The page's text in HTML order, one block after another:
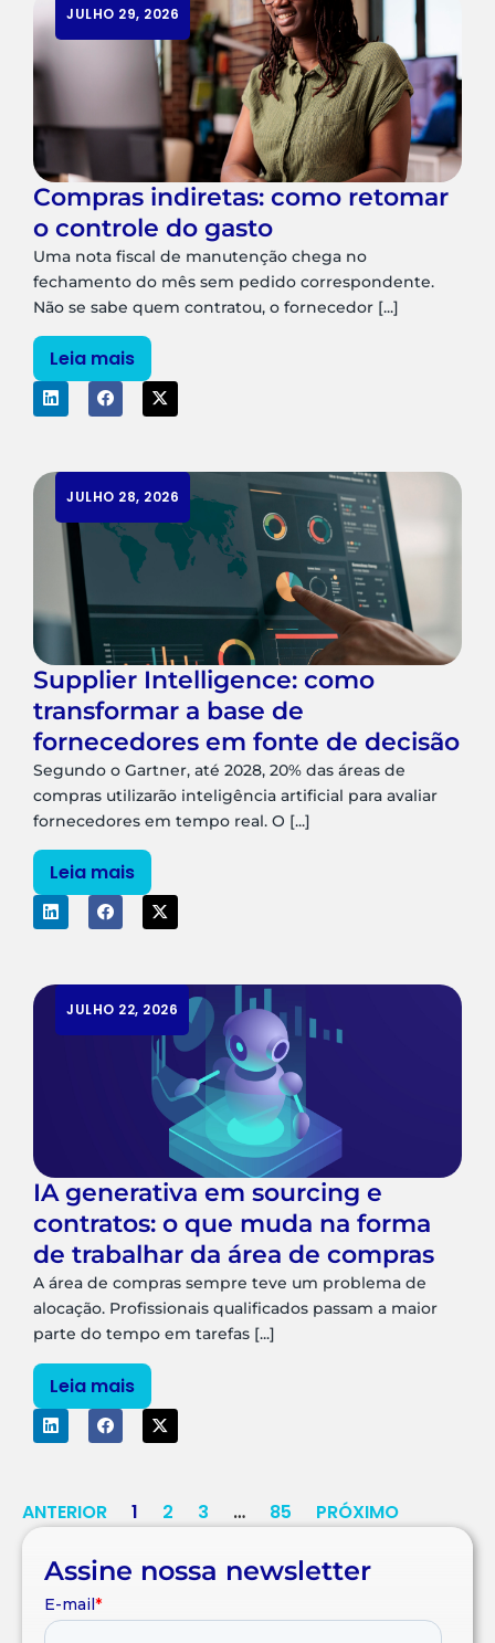
JULHO 29, 2026
Compras indiretas: como retomar
o controle do gasto
Uma nota fiscal de manutenção chega no
fechamento do mês sem pedido correspondente.
Não se sabe quem contratou, o fornecedor [...]
Leia mais
JULHO 28, 2026
Supplier Intelligence: como
transformar a base de
fornecedores em fonte de decisão
Segundo o Gartner, até 2028, 20% das áreas de
compras utilizarão inteligência artificial para avaliar
fornecedores em tempo real. O [...]
Leia mais
JULHO 22, 2026
IA generativa em sourcing e
contratos: o que muda na forma
de trabalhar da área de compras
A área de compras sempre teve um problema de
alocação. Profissionais qualificados passam a maior
parte do tempo em tarefas [...]
Leia mais
ANTERIOR 1 2 3 … 85 PRÓXIMO
Assine nossa newsletter